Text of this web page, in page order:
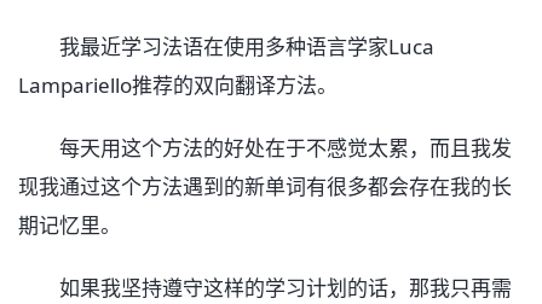
我最近学习法语在使用多种语言学家Luca
Lampariello推荐的双向翻译方法。
每天用这个方法的好处在于不感觉太累，而且我发
现我通过这个方法遇到的新单词有很多都会存在我的长
期记忆里。
如果我坚持遵守这样的学习计划的话，那我只再需